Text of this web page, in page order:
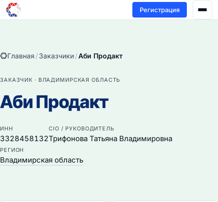
Регистрация
Главная /Заказчики/Аби Продакт
ЗАКАЗЧИК · ВЛАДИМИРСКАЯ ОБЛАСТЬ
Аби Продакт
ИНН
3328458132
CIO / РУКОВОДИТЕЛЬ
Трифонова Татьяна Владимировна
РЕГИОН
Владимирская область